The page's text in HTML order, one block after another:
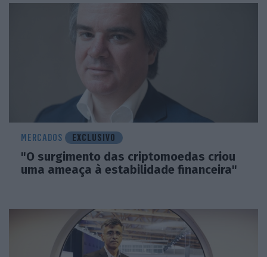
MERCADOS EXCLUSIVO
"O surgimento das criptomoedas criou
uma ameaça à estabilidade financeira"